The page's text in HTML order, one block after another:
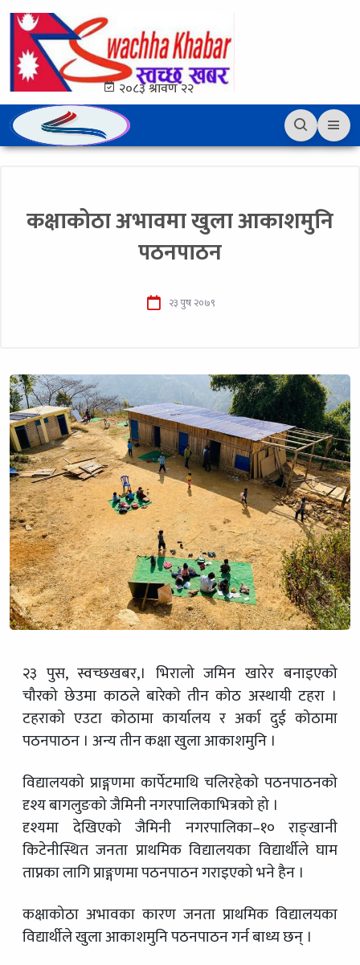
२०८३ श्रावण २२
कक्षाकोठा अभावमा खुला आकाशमुनि
पठनपाठन
२३ पुष २०७९
२३ पुस, स्वच्छखबर,। भिरालो जमिन खारेर बनाइएको
चौरको छेउमा काठले बारेको तीन कोठ अस्थायी टहरा ।
टहराको एउटा कोठामा कार्यालय र अर्का दुई कोठामा
पठनपाठन । अन्य तीन कक्षा खुला आकाशमुनि ।
विद्यालयको प्राङ्गणमा कार्पेटमाथि चलिरहेको पठनपाठनको
दृश्य बागलुङको जैमिनी नगरपालिकाभित्रको हो ।
दृश्यमा देखिएको जैमिनी नगरपालिका–१० राङ्खानी
किटेनीस्थित जनता प्राथमिक विद्यालयका विद्यार्थीले घाम
ताप्नका लागि प्राङ्गणमा पठनपाठन गराइएको भने हैन ।
कक्षाकोठा अभावका कारण जनता प्राथमिक विद्यालयका
विद्यार्थीले खुला आकाशमुनि पठनपाठन गर्न बाध्य छन् ।